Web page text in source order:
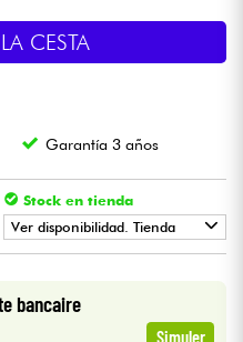
CESTA
Garantía 3 años
Stock en tienda
Ver disponibilidad. Tienda
bancaire
Simuler